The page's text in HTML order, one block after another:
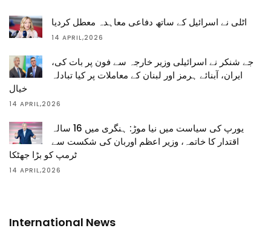
اٹلی نے اسرائیل کے ساتھ دفاعی معاہدہ معطل کردیا
14 APRIL,2026
جے شنکر نے اسرائیلی وزیر خارجہ سے فون پر بات کی،
ایران، آبنائے ہرمز اور لبنان کے معاملات پر کیا تبادلہ
خیال
14 APRIL,2026
یورپ کی سیاست میں نیا موڑ: ہنگری میں 16 سالہ
اقتدار کا خاتمہ، وزیر اعظم اوربان کی شکست سے
ٹرمپ کو بڑا جھٹکا
14 APRIL,2026
International News